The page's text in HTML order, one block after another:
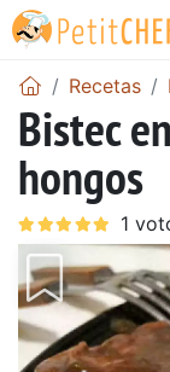
Recetas
Bistec
hongos